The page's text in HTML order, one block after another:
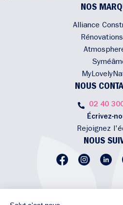
NOS
Alliance
NOUS
02 40
Écrivez-
Rejoignez
NOUS